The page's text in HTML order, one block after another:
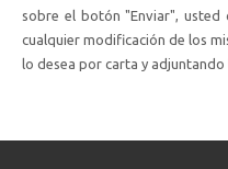
sobre el botón "Enviar", usted
cualquier modificación de los
lo desea por carta y